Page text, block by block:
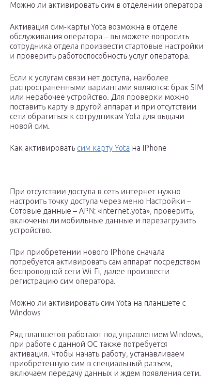
Можно ли активировать сим в отделении оператора
Активация сим-карты Yota возможна в отделе
обслуживания оператора – вы можете попросить
сотрудника отдела произвести стартовые настройки
и проверить работоспособность услуг оператора.
Если к услугам связи нет доступа, наиболее
распространенными вариантами являются: брак SIM
или нерабочее устройство. Для проверки можно
поставить карту в другой аппарат и при отсутствии
сети обратиться к сотрудникам Yota для выдачи
новой сим.
Как активировать сим карту Yota на IPhone
При отсутствии доступа в сеть интернет нужно
настроить точку доступа через меню Настройки –
Сотовые данные – APN: «internet.yota», проверить,
включены ли мобильные данные и перезагрузить
устройство.
При приобретении нового IPhone сначала
потребуется активировать сам аппарат посредством
беспроводной сети Wi-Fi, далее произвести
регистрацию сим оператора.
Можно ли активировать сим Yota на планшете с
Windows
Ряд планшетов работают под управлением Windows,
при работе с данной ОС также потребуется
активация. Чтобы начать работу, устанавливаем
приобретенную сим в специальный разъем,
включаем передачу данных и ждем появления сети.